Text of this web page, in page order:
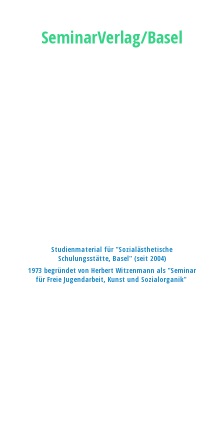
SeminarVerlag/Basel
Studienmaterial für "Sozialästhetische
Schulungsstätte, Basel" (seit 2004)
1973 begründet von Herbert Witzenmann als "Seminar
für Freie Jugendarbeit, Kunst und Sozialorganik"